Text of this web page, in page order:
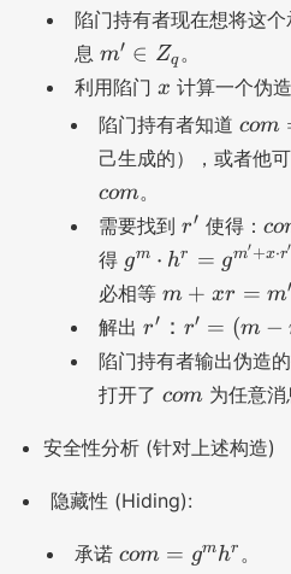
h
^
r
g
q
u
al
}
^
m
\
c
o
t
^
陷门持有者现在想将这
息 m
'\
in
Z
_
q
m′ ∈ Zq 。
利用陷门 x
x 计算一个伪
陷门持有者知道 c
o
m
g
^
m
c
d
o
h
com
己生成的），或者他
com。
需要找到 r
'
r′ 使得： c
o
=
g
^
{
'}
co
得 g
^
m
\
c
d
t
^
=
gm ⋅ hr = gm′+x⋅r′
必相等 m
+
r
=
'
x
m + xr = m′
解出 r'
：
r'
=
(
m
-
m
'
r′ ： r′ = (m −
陷门持有者输出伪造
打开了 c
m
com 为任意消
安全性分析 (针对上述构造)
隐藏性 (Hiding):
承诺 c
com = gmhr 。